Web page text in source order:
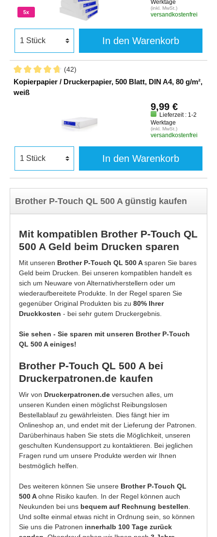
5x
Werktage
(inkl. MwSt.)
versandkostenfrei
In den Warenkorb
(42)
Kopierpapier / Druckerpapier, 500 Blatt, DIN A4, 80 g/m²,
weiß
9,99 €
Lieferzeit : 1-2
Werktage
(inkl. MwSt.)
versandkostenfrei
In den Warenkorb
Brother P-Touch QL 500 A günstig kaufen
Mit kompatiblen Brother P-Touch QL
500 A Geld beim Drucken sparen
Mit unseren Brother P-Touch QL 500 Asparen Sie bares
Geld beim Drucken. Bei unseren kompatiblen handelt es
sich um Neuware von Alternativherstellern oder um
wiederaufbereitete Produkte. In der Regel sparen Sie
gegenüber Original Produkten bis zu 80% Ihrer
Druckkosten - bei sehr gutem Druckergebnis.
Sie sehen - Sie sparen mit unseren Brother P-Touch
QL 500 A einiges!
Brother P-Touch QL 500 A bei
Druckerpatronen.de kaufen
Wir von Druckerpatronen.de versuchen alles, um
unseren Kunden einen möglichst Reibungslosen
Bestellablauf zu gewährleisten. Dies fängt hier im
Onlineshop an, und endet mit der Lieferung der Patronen.
Darüberhinaus haben Sie stets die Möglichkeit, unseren
geschulten Kundensupport zu kontaktieren. Bei jeglichen
Fragen rund um unsere Produkte werden wir Ihnen
bestmöglich helfen.
Des weiteren können Sie unsere Brother P-Touch QL
500 Aohne Risiko kaufen. In der Regel können auch
Neukunden bei uns bequem auf Rechnung bestellen
Und sollte einmal etwas nicht in Ordnung sein, so können
Sie uns die Patronen innerhalb 100 Tage zurück